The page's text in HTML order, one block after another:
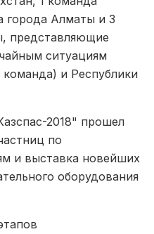
города Алматы и 3
представляющие
ситуациям
команда) и Республики
2018" прошел
по
и выставка новейших
оборудования